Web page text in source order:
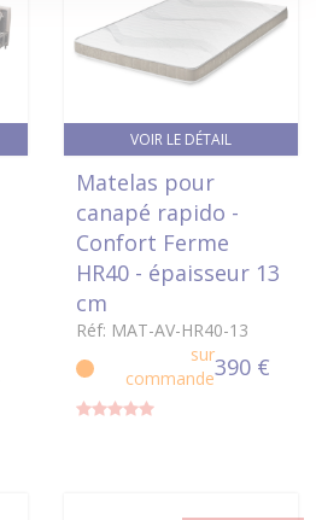
VOIR LE DÉTAIL
Matelas pour
canapé rapido -
Confort Ferme
HR40 - épaisseur 13
cm
Réf: MAT-AV-HR40-13
sur
commande390 €